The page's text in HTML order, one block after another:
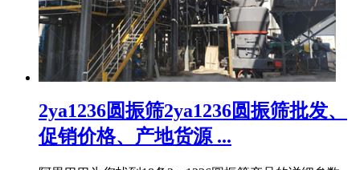
2ya1236圆振筛2ya1236圆振筛批发、
促销价格、产地货源 ...